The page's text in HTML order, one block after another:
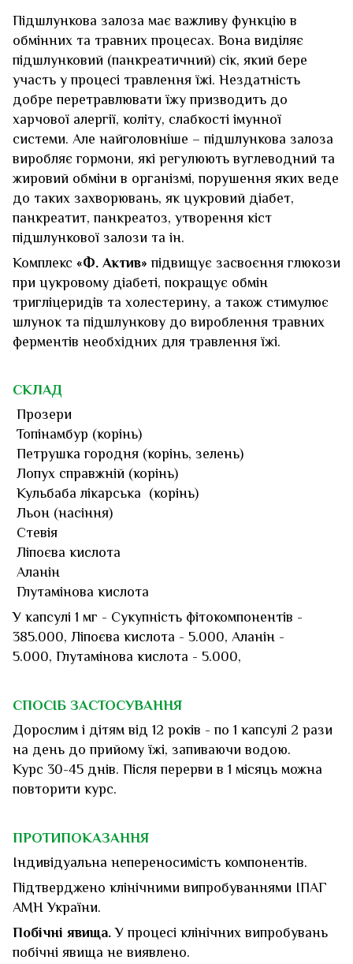
Підшлункова залоза має важливу функцію в
обмінних та травних процесах. Вона виділяє
підшлунковий (панкреатичний) сік, який бере
участь у процесі травлення їжі. Нездатність
добре перетравлювати їжу призводить до
харчової алергії, коліту, слабкості імунної
системи. Але найголовніше – підшлункова залоза
виробляє гормони, які регулюють вуглеводний та
жировий обміни в організмі, порушення яких веде
до таких захворювань, як цукровий діабет,
панкреатит, панкреатоз, утворення кіст
підшлункової залози та ін.
Комплекс «Ф. Актив» підвищує засвоєння глюкози
при цукровому діабеті, покращує обмін
тригліцеридів та холестерину, а також стимулює
шлунок та підшлункову до вироблення травних
ферментів необхідних для травлення їжі.
СКЛАД
Прозери
Топінамбур (корінь)
Петрушка городня (корінь, зелень)
Лопух справжній (корінь)
Кульбаба лікарська (корінь)
Льон (насіння)
Стевія
Ліпоєва кислота
Аланін
Глутамінова кислота
У капсулі 1 мг - Сукупність фітокомпонентів -
385.000, Ліпоєва кислота - 5.000, Аланін -
5.000, Глутамінова кислота - 5.000,
СПОСІБ ЗАСТОСУВАННЯ
Дорослим і дітям від 12 років - по 1 капсулі 2 рази
на день до прийому їжі, запиваючи водою.
Курс 30-45 днів. Після перерви в 1 місяць можна
повторити курс.
ПРОТИПОКАЗАННЯ
Індивідуальна непереносимість компонентів.
Підтверджено клінічними випробуваннями ІПАГ
АМН України.
Побічні явища. У процесі клінічних випробувань
побічні явища не виявлено.